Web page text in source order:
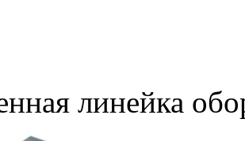
линейка